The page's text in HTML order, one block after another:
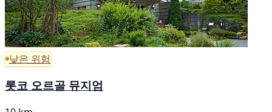
낮은 위험
롯코 오르골 뮤지엄